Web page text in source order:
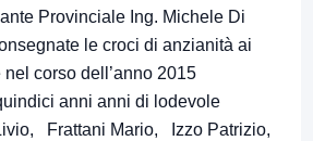
Provinciale Ing. Michele Di
le croci di anzianità ai
corso dell’anno 2015
anni anni di lodevole
Frattani Mario, Izzo Patrizio,